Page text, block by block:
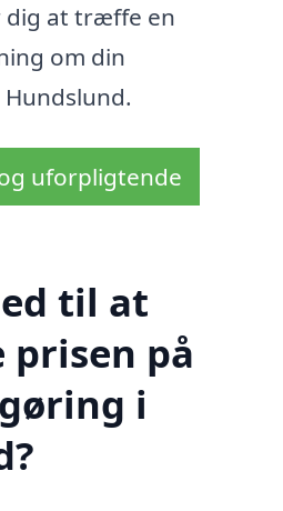
at træffe en
om din
uforpligtende
til at
prisen på
i